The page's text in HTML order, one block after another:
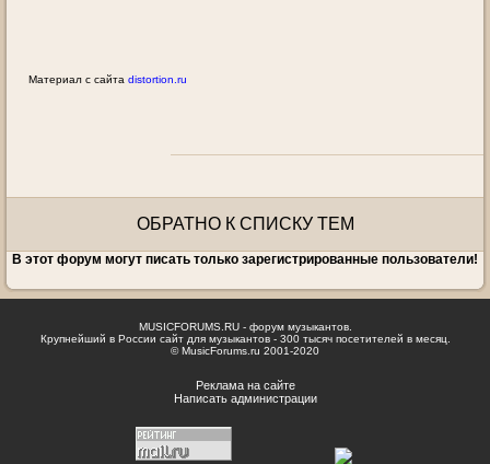
Материал с сайта distortion.ru
ОБРАТНО К СПИСКУ ТЕМ
В этот форум могут писать только зарегистрированные пользователи!
MUSICFORUMS.RU - форум музыкантов.
Крупнейший в России сайт для музыкантов - 300 тысяч посетителей в месяц.
© MusicForums.ru 2001-2020
Реклама на сайте
Написать администрации